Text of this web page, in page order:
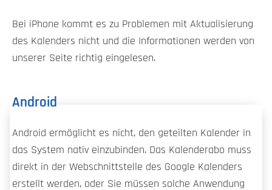
Bei iPhone kommt es zu Problemen mit Aktualisierung
des Kalenders nicht und die Informationen werden von
unserer Seite richtig eingelesen.
Android
Android ermöglicht es nicht, den geteilten Kalender in
das System nativ einzubinden. Das Kalenderabo muss
direkt in der Webschnittstelle des Google Kalenders
erstellt werden, oder Sie müssen solche Anwendung